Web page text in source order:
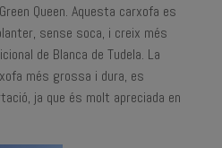
Queen. Aquesta carxofa es
sense soca, i creix més
de Blanca de Tudela. La
més grossa i dura, es
ja que és molt apreciada en